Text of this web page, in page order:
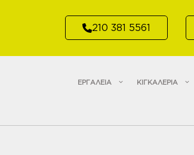
περιεχόμενο
210 381 5561
ΕΡΓΑΛΕΙΑ ΚΙΓΚΑΛΕΡΙΑ